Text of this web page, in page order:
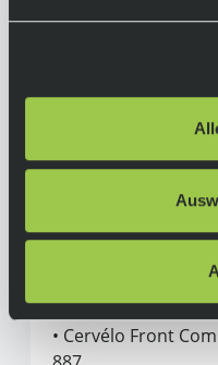
Vorne: Reserve
mm, 24H,
Sattelstütze:
Cervélo SP34
Zubehör:
• Cervélo Front